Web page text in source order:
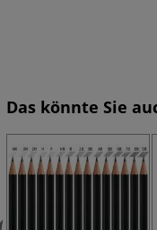
Das könnte Sie